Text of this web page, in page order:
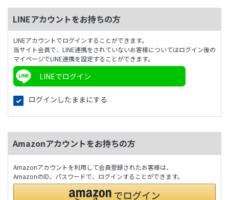
LINEアカウントをお持ちの方
LINEアカウントでログインすることができます。
当サイト会員で、LINE連携をされていないお客様についてはログイン後の
マイページでLINE連携を設定することができます。
LINEでログイン
ログインしたままにする
Amazonアカウントをお持ちの方
Amazonアカウントを利用して会員登録されたお客様は、
AmazonのID、パスワードで、ログインすることができます。